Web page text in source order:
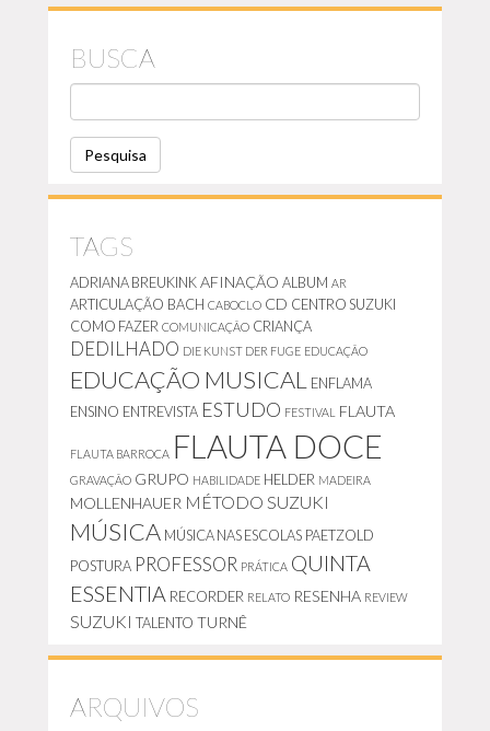
BUSCA
P
E
S
U
I
A
TAGS
ADRIANA BREUKINKAFINAÇÃO ALBUM AR
ARTICULAÇÃO BACH CABOCLO CD CENTRO SUZUKI
COMO FAZER COMUNICAÇÃO CRIANÇA
DEDILHADO DIE KUNST DER FUGE EDUCAÇÃO
EDUCAÇÃO MUSICAL
ENFLAMA
ENSINO ENTREVISTA ESTUDO FESTIVAL FLAUTA
FLAUTA BARROCA FLAUTA DOCE
GRAVAÇÃO GRUPO HABILIDADE HELDER MADEIRA
MOLLENHAUER MÉTODO SUZUKI
MÚSICA MÚSICA NAS ESCOLAS PAETZOLD
POSTURA PROFESSOR PRÁTICA QUINTA
ESSENTIA RECORDER RELATO RESENHA REVIEW
SUZUKI TALENTO TURNÊ
ARQUIVOS